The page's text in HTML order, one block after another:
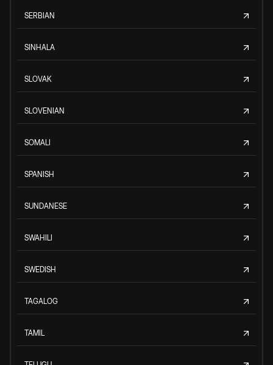
SERBIAN
SINHALA
SLOVAK
SLOVENIAN
SOMALI
SPANISH
SUNDANESE
SWAHILI
SWEDISH
TAGALOG
TAMIL